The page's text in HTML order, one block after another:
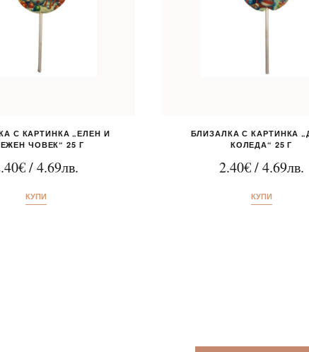
С КАРТИНКА „ЕЛЕН И
ЧОВЕК“ 25 Г
€/4.69лв.
КУПИ
БЛИЗАЛКА С КАРТИНКА
КОЛЕДА“ 25 Г
2.40€/4.69лв.
КУПИ